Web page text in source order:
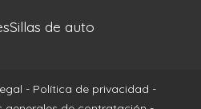
Sillas de auto
- Política de privacidad -